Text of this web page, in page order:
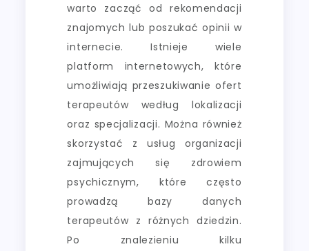
warto zacząć od rekomendacji
znajomych lub poszukać opinii w
internecie. Istnieje wiele
platform internetowych, które
umożliwiają przeszukiwanie ofert
terapeutów według lokalizacji
oraz specjalizacji. Można również
skorzystać z usług organizacji
zajmujących się zdrowiem
psychicznym, które często
prowadzą bazy danych
terapeutów z różnych dziedzin.
Po znalezieniu kilku